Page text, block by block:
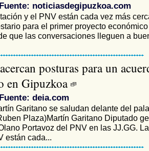
Fuente: noticiasdegipuzkoa.com
y el PNV están cada vez más
para el primer proyecto
que las conversaciones lleguen a
posturas para un
en Gipuzkoa
Fuente: deia.com
Garitano se saludan delante del
Plaza)Martín Garitano Diputado
Portavoz del PNV en las JJ.GG.
están cada...